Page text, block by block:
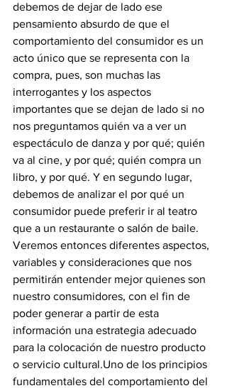
debemos de dejar de lado ese
pensamiento absurdo de que el
comportamiento del consumidor es un
acto único que se representa con la
compra, pues, son muchas las
interrogantes y los aspectos
importantes que se dejan de lado si no
nos preguntamos quién va a ver un
espectáculo de danza y por qué; quién
va al cine, y por qué; quién compra un
libro, y por qué. Y en segundo lugar,
debemos de analizar el por qué un
consumidor puede preferir ir al teatro
que a un restaurante o salón de baile.
Veremos entonces diferentes aspectos,
variables y consideraciones que nos
permitirán entender mejor quienes son
nuestro consumidores, con el fin de
poder generar a partir de esta
información una estrategia adecuado
para la colocación de nuestro producto
o servicio cultural.Uno de los principios
fundamentales del comportamiento del